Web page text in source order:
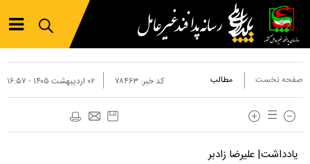
صفحه نخست مطالب ۰۲ ارديبهشت ۱۴۰۵ - ۱۶:۵۷ کد خبر: ۷۸۴۶۳
یادداشت| علیرضا زادبر